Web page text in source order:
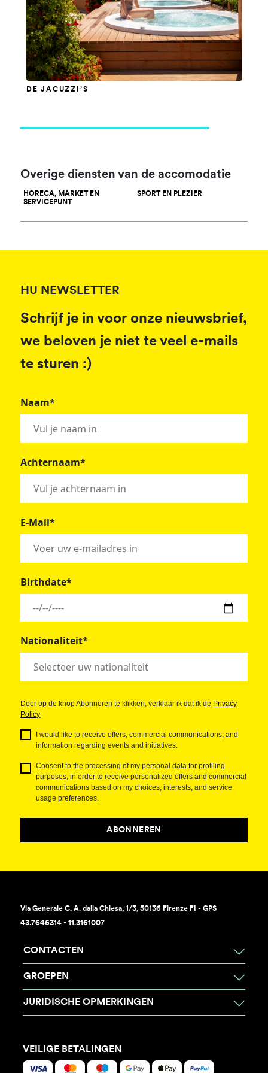
DE JACUZZI’S
Overige diensten van de accomodatie
HORECA, MARKET EN
SERVICEPUNT
SPORT EN PLEZIER
HU NEWSLETTER
Schrijf je in voor onze nieuwsbrief,
we beloven je niet te veel e-mails
te sturen :)
Naam*
Achternaam*
E-Mail*
Birthdate*
Nationaliteit*
Door op de knop Abonneren te klikken, verklaar ik dat ik de Privacy
Policy
I would like to receive offers, commercial communications, and
information regarding events and initiatives.
Consent to the processing of my personal data for profiling
purposes, in order to receive personalized offers and commercial
communications based on my choices, interests, and service
usage preferences.
ABONNEREN
Via Generale C. A. dalla Chiesa, 1/3, 50136 Firenze FI - GPS
43.7646314 - 11.3161007
CONTACTEN
GROEPEN
JURIDISCHE OPMERKINGEN
VEILIGE BETALINGEN